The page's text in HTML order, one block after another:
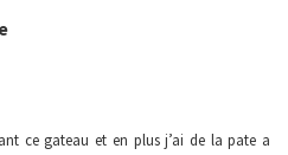
ce gateau et en plus j’ai de la pate a